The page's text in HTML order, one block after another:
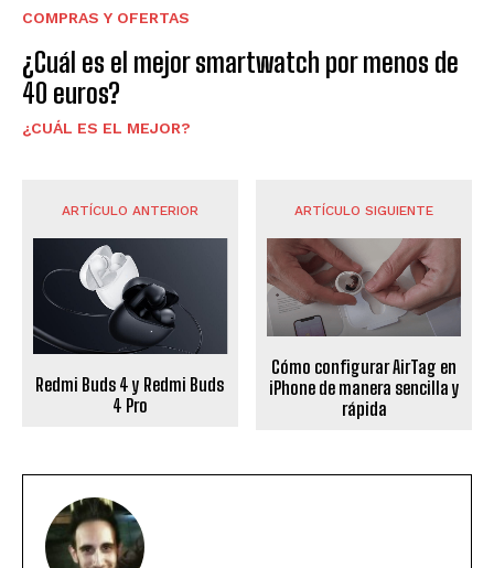
COMPRAS Y OFERTAS
¿Cuál es el mejor smartwatch por menos de
40 euros?
¿CUÁL ES EL MEJOR?
ARTÍCULO ANTERIOR
Redmi Buds 4 y Redmi Buds
4 Pro
ARTÍCULO SIGUIENTE
Cómo configurar AirTag en
iPhone de manera sencilla y
rápida